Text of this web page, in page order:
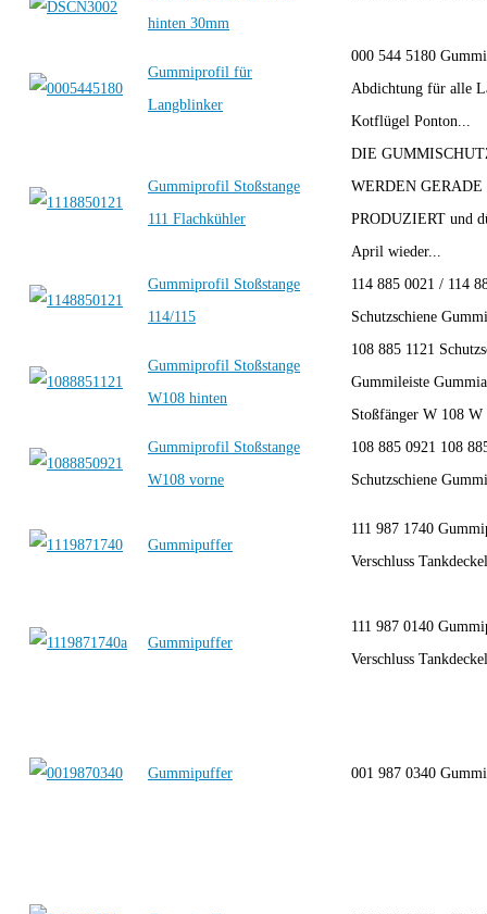
hinten 30mm
Gummiprofil für
Langblinker
000 544 5180
Abdichtung für alle
Kotflügel Ponton...
Gummiprofil Stoßstange
111 Flachkühler
DIE
WERDEN GERADE
PRODUZIERT und
April wieder...
Gummiprofil Stoßstange
114/115
114 885 0021 / 114
Schutzschiene
Gummiprofil Stoßstange
W108 hinten
108 885 1121
Gummileiste
Stoßfänger W 108 W
Gummiprofil Stoßstange
W108 vorne
108 885 0921 108
Schutzschiene
Gummipuffer
111 987 1740
Verschluss
Gummipuffer
111 987 0140
Verschluss
Gummipuffer 001 987 0340